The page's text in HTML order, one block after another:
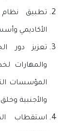
تطبيق نظام
الأكاديمي
تعزيز دور
والمهارات
المؤسسات
والأجنبية
استقطاب